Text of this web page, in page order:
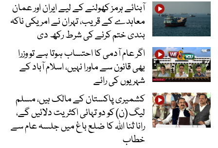
آبنائے ہرمز کھولنے کے لیے ایران اور عمان
معاہدے کے قریب، تہران نے امریکی ناکہ
بندی ختم کرنے کی شرط رکھ دی
اگر عام آدمی کا احتساب ہوتا ہے تو وزرا
بھی قانون سے ماورا نہیں، اسلام آباد کے
شہریوں کی رائے
کشمیری پاکستان کے مالک ہیں، مسلم
لیگ (ن) کو دو تہائی اکثریت دلائیں گے،
رانا ثنا اللہ کا ضلع باغ میں جلسہ عام سے
خطاب